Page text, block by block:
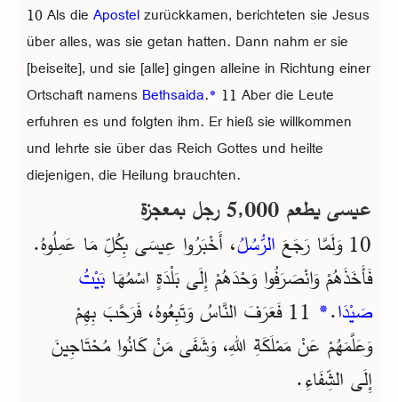
10 Als die Apostelzurückkamen, berichteten sie Jesus
über alles, was sie getan hatten. Dann nahm er sie
[beiseite], und sie [alle] gingen alleine in Richtung einer
Ortschaft namens Bethsaida.* 11 Aber die Leute
erfuhren es und folgten ihm. Er hieß sie willkommen
und lehrte sie über das Reich Gottes und heilte
diejenigen, die Heilung brauchten.
عيسى يطعم 5,000 رجل بمعجزة
10 وَلَمَّا رَجَعَ الرُّسُلُ، أَخْبَرُوا عِيسَى بِكُلِّ مَا عَمِلُوهُ.
فَأَخَذَهُمْ وَانْصَرَفُوا وَحْدَهُمْ إِلَى بَلْدَةٍ اسْمُهَابَيْتُ
صَيْدَا.
*
11 فَعَرَفَ النَّاسُ وَتَبِعُوهُ، فَرَحَّبَ بِهِمْ
وَعَلَّمَهُمْ عَنْ مَمْلَكَةِ اللهِ، وَشَفَى مَنْ كَانُوا مُحْتَاجِينَ
إِلَى الشِّفَاءِ.